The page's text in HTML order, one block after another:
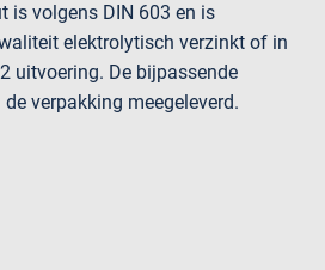
is volgens DIN 603 en is
elektrolytisch verzinkt of in
uitvoering. De bijpassende
verpakking meegeleverd.